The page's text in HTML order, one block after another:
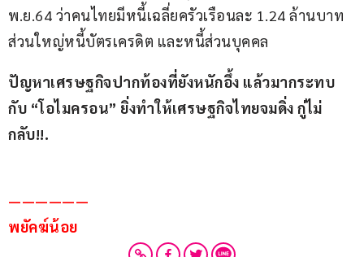
พ.ย.64 ว่าคนไทยมีหนี้เฉลี่ยครัวเรือนละ 1.24 ล้านบาท
ส่วนใหญ่หนี้บัตรเครดิต และหนี้ส่วนบุคคล
ปัญหาเศรษฐกิจปากท้องที่ยังหนักอึ้ง แล้วมากระทบ
กับ “โอไมครอน” ยิ่งทำให้เศรษฐกิจไทยจมดิ่ง กู่ไม่
กลับ!!.
——————
พยัคฆ์น้อย